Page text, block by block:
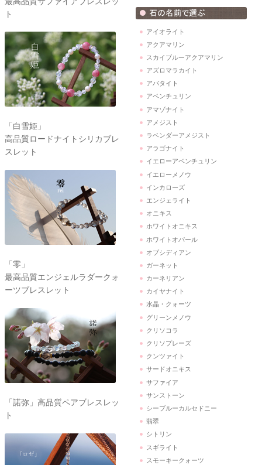
ト
「白雪姫」
高品質ロードナイトシリカブレ
スレット
「零」
最高品質エンジェルラダークォ
ーツブレスレット
「諾弥」高品質ペアブレスレッ
ト
アイオライト
アクアマリン
スカイブルーアクアマリン
アズロマラカイト
アパタイト
アベンチュリン
アマゾナイト
アメジスト
ラベンダーアメジスト
アラゴナイト
イエローアベンチュリン
イエローメノウ
インカローズ
エンジェライト
オニキス
ホワイトオニキス
ホワイトオパール
オブシディアン
ガーネット
カーネリアン
カイヤナイト
水晶・クォーツ
グリーンメノウ
クリソコラ
クリソプレーズ
クンツァイト
サードオニキス
サファイア
サンストーン
シーブルーカルセドニー
翡翠
シトリン
スギライト
スモーキークォーツ